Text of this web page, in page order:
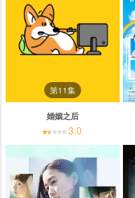
第11集
婚姻之后
3.0